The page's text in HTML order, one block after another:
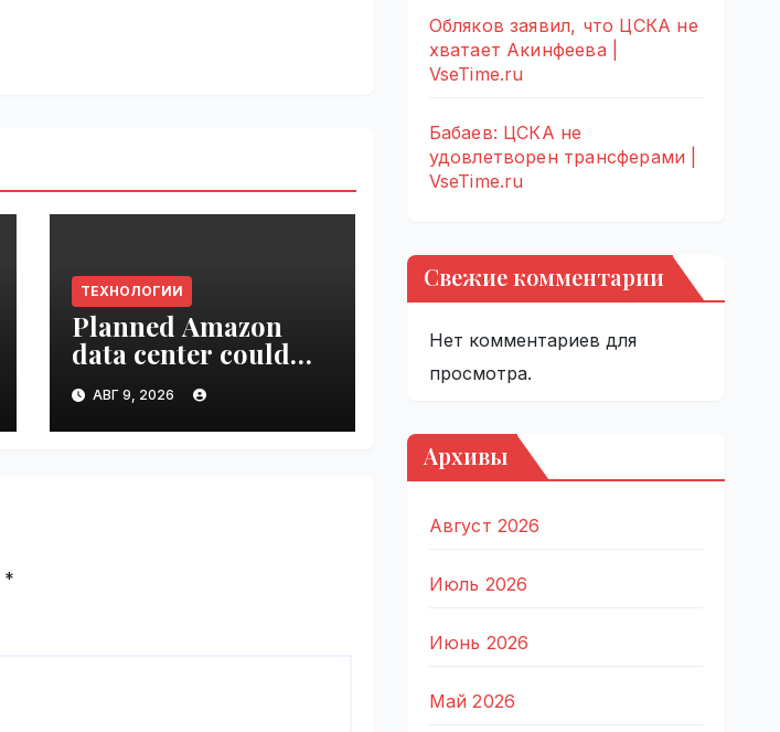
ТЕХНОЛОГИИ
Planned Amazon
data center could
become the biggest
climate polluter in
the U.S. | VseTime.ru
АВГ 9, 2026
*
Обляков заявил, что ЦСКА не
хватает Акинфеева |
VseTime.ru
Бабаев: ЦСКА не
удовлетворен трансферами |
VseTime.ru
Свежие комментарии
Нет комментариев для
просмотра.
Архивы
Август 2026
Июль 2026
Июнь 2026
Май 2026